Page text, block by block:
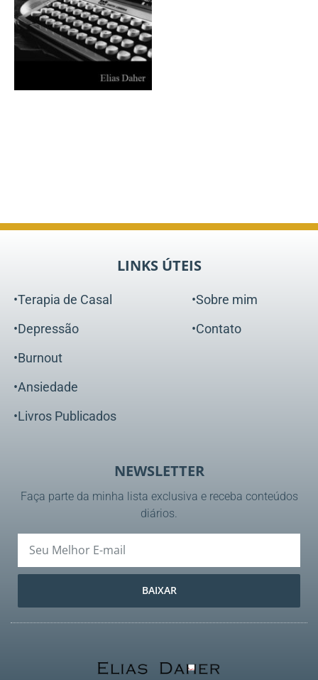
LINKS ÚTEIS
•Terapia de Casal
•Depressão
•Burnout
•Ansiedade
•Livros Publicados
•Sobre mim
•Contato
NEWSLETTER
Faça parte da minha lista exclusiva e receba conteúdos
diários.
BAIXAR